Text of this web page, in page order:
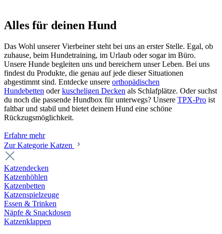
Alles für deinen Hund
Das Wohl unserer Vierbeiner steht bei uns an erster Stelle. Egal, ob
zuhause, beim Hundetraining, im Urlaub oder sogar im Büro.
Unsere Hunde begleiten uns und bereichern unser Leben. Bei uns
findest du Produkte, die genau auf jede dieser Situationen
abgestimmt sind. Entdecke unsere orthopädischen
Hundebetten oderkuscheligen Decken als Schlafplätze. Oder suchst
du noch die passende Hundbox für unterwegs? Unsere TPX-Pro ist
faltbar und stabil und bietet deinem Hund eine schöne
Rückzugsmöglichkeit.
Erfahre mehr
Zur Kategorie Katzen
Katzendecken
Katzenhöhlen
Katzenbetten
Katzenspielzeuge
Essen & Trinken
Näpfe & Snackdosen
Katzenklappen